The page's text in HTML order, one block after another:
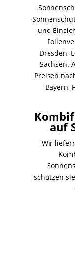
und
Dresden,
Sachsen.
Preisen
Bayern,
auf
Wir
schützen